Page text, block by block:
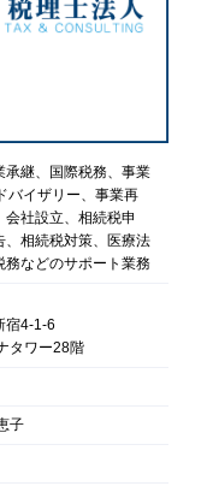
承継、国際税務、事業
バイザリー、事業再
会社設立、相続税申
、相続税対策、医療法
務などのサポート業務
宿4-1-6
タワー28階
子